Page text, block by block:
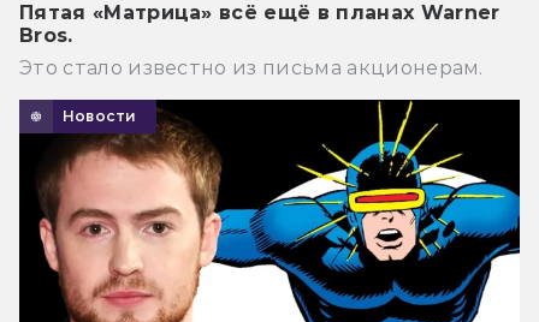
Пятая «Матрица» всё ещё в планах Warner
Bros.
Это стало известно из письма акционерам.
Новости